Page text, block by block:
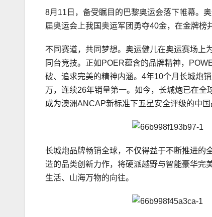
8月11日，备受瞩目的巴黎奥运会落下帷幕。
届奥运会上我国奥运军团勇夺40金，在金牌榜
不同赛道，共同梦想。奥运健儿在奥运赛场上
同台竞技。正如POER蕴含的品牌精神，
破、追求完美的精神内涵。4年10个月长城炮
万，连续26年销量第一。如今，长城炮已在
成为澳洲ANCAP新标准下五星安全评级的中
长城炮品牌畅销全球，不仅得益于不断推进的
造的品类创新力作，将硬派越野与智能豪华完
生活、山海万物的向往。